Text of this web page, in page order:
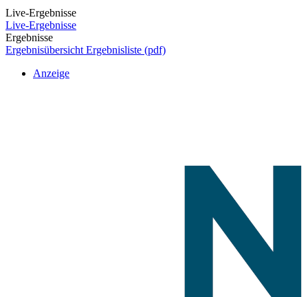
Live-Ergebnisse
Live-Ergebnisse
Ergebnisse
Ergebnisübersicht Ergebnisliste (pdf)
Anzeige